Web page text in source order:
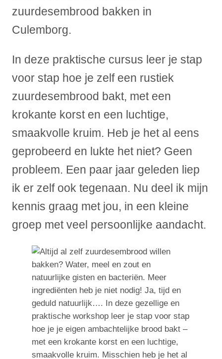
zuurdesembrood bakken in
Culemborg.
In deze praktische cursus leer je stap
voor stap hoe je zelf een rustiek
zuurdesembrood bakt, met een
krokante korst en een luchtige,
smaakvolle kruim. Heb je het al eens
geprobeerd en lukte het niet? Geen
probleem. Een paar jaar geleden liep
ik er zelf ook tegenaan. Nu deel ik mijn
kennis graag met jou, in een kleine
groep met veel persoonlijke aandacht.